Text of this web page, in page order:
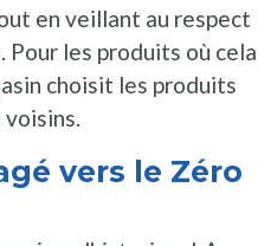
en veillant au respect
les produits où cela
choisit les produits
voisins.
vers le Zéro